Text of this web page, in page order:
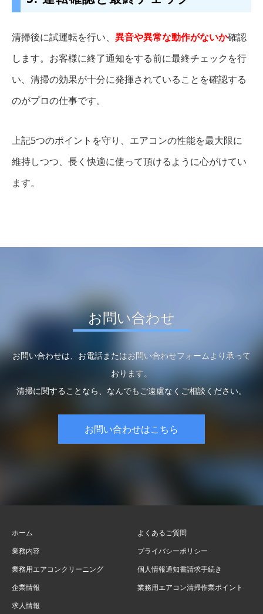
清掃後に試運転を行い、 異音や異常な動作がないか確認
します。お客様に終了通知をする前に最終チェックを行
い、清掃の効果が十分に発揮されていることを確認する
のがプロの仕事です。
上記5つのポイントを守り、エアコンの性能を最大限に
維持しつつ、長く快適に使って頂けるように心がけてい
ます。
お問い合わせ
お問い合わせは、お電話またはお問い合わせフォームより承って
おります。
清掃に関することなら、なんでもご遠慮なくご相談ください。
お問い合わせはこちら
ホーム
業務内容
業務用エアコンクリーニング
企業情報
求人情報
よくあるご質問
プライバシーポリシー
個人情報通知書請求手続き
業務用エアコン清掃作業ポイント